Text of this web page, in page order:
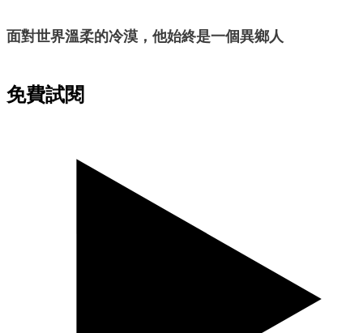
面對世界溫柔的冷漠，他始終是一個異鄉人
免費試閱